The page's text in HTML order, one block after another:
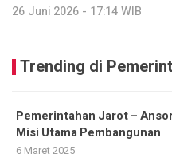
26 Juni 2026 - 17:14 WIB
Trending di
Pemerintahan Jarot –
Misi Utama Pembangunan
6 Maret 2025